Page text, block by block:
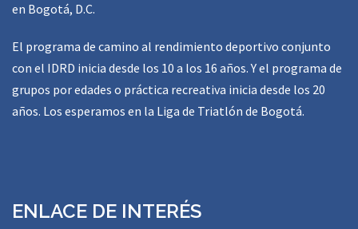
en Bogotá, D.C.
El programa de camino al rendimiento deportivo conjunto
con el IDRD inicia desde los 10 a los 16 años. Y el programa de
grupos por edades o práctica recreativa inicia desde los 20
años. Los esperamos en la Liga de Triatlón de Bogotá.
ENLACE DE INTERÉS